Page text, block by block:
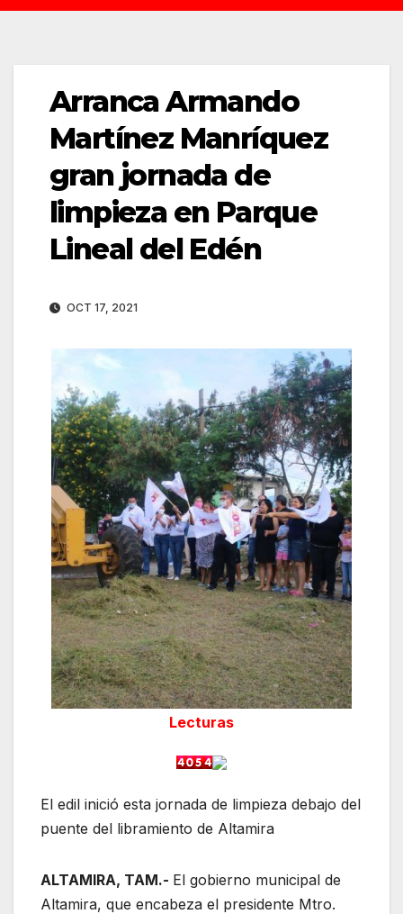
Arranca Armando
Martínez Manríquez
gran jornada de
limpieza en Parque
Lineal del Edén
OCT 17, 2021
Lecturas
El edil inició esta jornada de limpieza debajo del
puente del libramiento de Altamira
ALTAMIRA, TAM.- El gobierno municipal de
Altamira, que encabeza el presidente Mtro.